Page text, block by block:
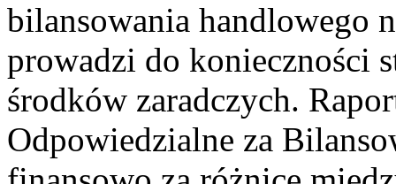
bilansowania handlowego
prowadzi do konieczności
środków zaradczych.
Odpowiedzialne za